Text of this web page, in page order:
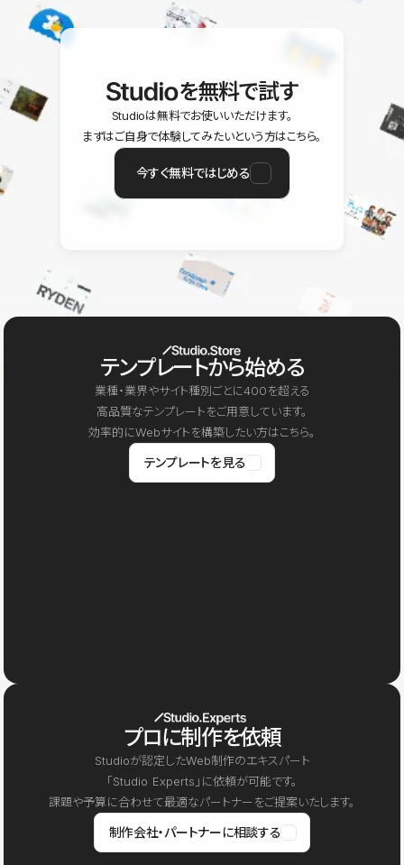
を無料で試す
Studioは無料でお使いいただけます。
まずはご自身で体験してみたいという方はこちら。
今すぐ無料ではじめる
テンプレートから始める
業種・業界やサイト種別ごとに400を超える
高品質なテンプレートをご用意しています。
効率的にWebサイトを構築したい方はこちら。
テンプレートを見る
プロに制作を依頼
Studioが認定したWeb制作のエキスパート
「Studio Experts」に依頼が可能です。
課題や予算に合わせて最適なパートナーをご提案いたします。
制作会社・パートナーに相談する